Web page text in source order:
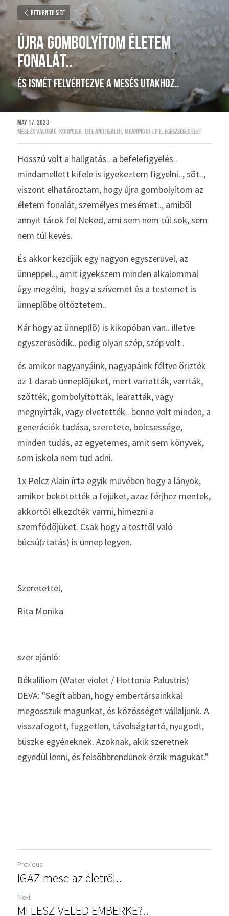
Return to site
ÚJRA GOMBOLYÍTOM ÉLETEM
FONALÁT..
és ismét felvértezve a mesés utakhoz..
May 17, 2023·
mese és valóság, korinder, life and health, meaning of life, egészséges élet
Hosszú volt a hallgatás.. a befelefigyelés..
mindamellett kifele is igyekeztem figyelni.., sõt..,
viszont elhatároztam, hogy újra gombolyítom az
életem fonalát, személyes mesémet.., amibõl
annyit tárok fel Neked, ami sem nem túl sok, sem
nem túl kevés.
És akkor kezdjük egy nagyon egyszerūvel, az
ünneppel.., amit igyekszem minden alkalommal
úgy megélni,  hogy a szívemet és a testemet is
ünneplõbe öltöztetem..
Kár hogy az ünnep(lõ) is kikopóban van.. illetve
egyszerūsödik.. pedig olyan szép, szép volt..
és amikor nagyanyáink, nagyapáink féltve õrizték
az 1 darab ünneplõjüket, mert varratták, varrták,
szõtték, gombolyították, learatták, vagy
megnyírták, vagy elvetették.. benne volt minden, a
generációk tudása, szeretete, bölcsessége,
minden tudás, az egyetemes, amit sem könyvek,
sem iskola nem tud adni.
1x Polcz Alain írta egyik mūvében hogy a lányok,
amikor bekötötték a fejüket, azaz férjhez mentek,
akkortól elkezdték varrni, hímezni a
szemfödõjüket. Csak hogy a testtõl való
búcsú(ztatás) is ünnep legyen.
Szeretettel,
Rita Monika
szer ajánló:
Békaliliom (Water violet / Hottonia Palustris)
DEVA: "Segít abban, hogy embertársainkkal
megosszuk magunkat, és közösséget vállaljunk. A
visszafogott, független, távolságtartó, nyugodt,
büszke egyéneknek. Azoknak, akik szeretnek
egyedül lenni, és felsõbbrendūnek érzik magukat."
Previous
IGAZ mese az életrõl..
Next
MI LESZ VELED EMBERKE?..